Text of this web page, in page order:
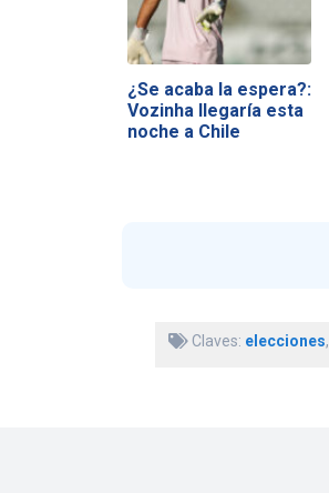
¿Se acaba la espera?:
Vozinha llegaría esta
noche a Chile
Claves: elecciones,